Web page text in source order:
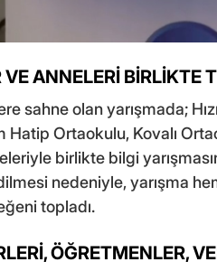
VE ANNELERİ BİRLİKTE
sahne olan yarışmada;
Hatip Ortaokulu, Kovalı
birlikte bilgi
nedeniyle, yarışma
topladı.
ÖĞRETMENLER,